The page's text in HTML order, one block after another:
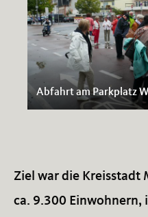
Abfahrt am Parkplatz
Ziel war die Kreisstadt
ca. 9.300 Einwohnern,